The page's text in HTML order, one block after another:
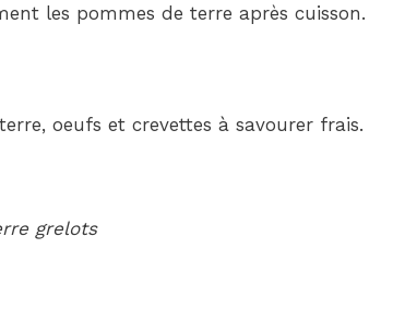
les pommes de terre après cuisson.
oeufs et crevettes à savourer frais.
grelots